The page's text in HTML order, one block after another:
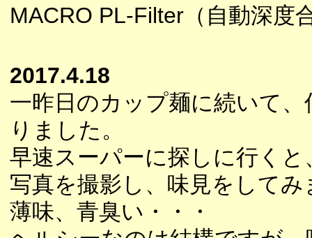
MACRO PL-Filter（自動深度
2017.4.18
一昨日のカップ麺に続いて
りました。
早速スーパーに探しに行く
写真を撮影し、味見をして
薄味、青臭い・・・